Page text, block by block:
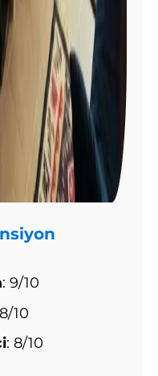
: 9/10
10
: 8/10